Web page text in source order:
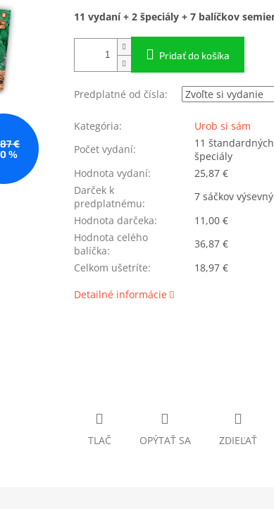
€
%
Jednotková
cena:
11 vydaní + 2 špeciály + 7 balíčkov
Pridať do košíka
Predplatné od čísla:
Kategória:
Urob si sám
Počet vydaní:
11
špeciály
Hodnota vydaní:
25,87 €
Darček k
predplatnému:
7 sáčkov
Hodnota darčeka:
11,00 €
Hodnota celého
balíčka:
36,87 €
Celkom ušetríte:
18,97 €
Detailné informácie
TLAČ OPÝTAŤ SA ZDIEĽAŤ